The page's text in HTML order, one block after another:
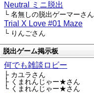
Neutral ミニ脱出
└ 名無しの脱出ゲーマーさん
Trial X Love #01 Maze
└ りんごさん
脱出ゲーム掲示板
何でも雑談ロビー
├ カユラさん
├ くまれんじゃー★さん
└ くまれんじゃー★さん